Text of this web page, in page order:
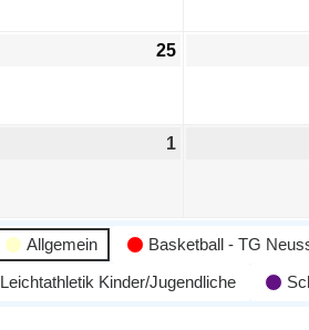
25
1
Allgemein Basketball - TG
Leichtathletik Kinder/Jugendliche